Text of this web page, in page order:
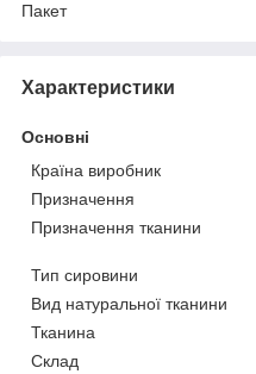
Пакет
Характеристики
Основні
Країна виробник
Призначення
Призначення тканини
Тип сировини
Вид натуральної тканини
Тканина
Склад